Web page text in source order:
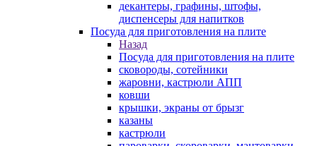
декантеры, графины, штофы,
диспенсеры для напитков
Посуда для приготовления на плите
Назад
Посуда для приготовления на плите
сковороды, сотейники
жаровни, кастрюли АПП
ковши
крышки, экраны от брызг
казаны
кастрюли